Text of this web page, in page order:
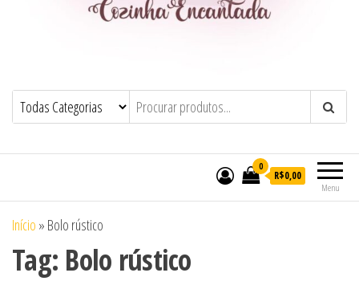
Bolos em Maceió | Bolos
Personalizados de Casamento e
Personalizados de Casamento e
Aniversário em Maceió – Confeitaria
Cozinha Encantada
Bolos em Maceió | Bolos Personalizados
de Casamento e Aniversário em Maceió |
Doces Personalizados de Casamento e
Cozinha Encantada
Menu
0
R$0,00
Início » Bolo rústico
Tag: Bolo rústico